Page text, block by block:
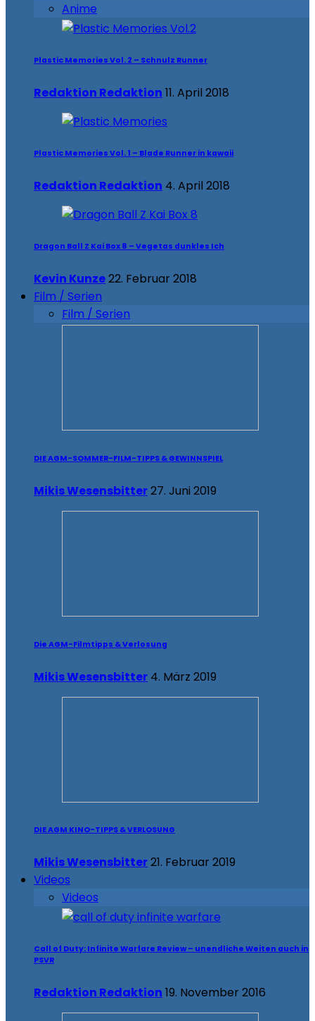
Anime
Plastic Memories Vol. 2 – Schnulz Runner
Redaktion Redaktion 11. April 2018
Plastic Memories Vol. 1 – Blade Runner in kawaii
Redaktion Redaktion 4. April 2018
Dragon Ball Z Kai Box 8 – Vegetas dunkles Ich
Kevin Kunze22. Februar 2018
Film / Serien
Film / Serien
DIE AGM-SOMMER-FILM-TIPPS & GEWINNSPIEL
Mikis Wesensbitter27. Juni 2019
Die AGM-Filmtipps & Verlosung
Mikis Wesensbitter 4. März 2019
DIE AGM KINO-TIPPS & VERLOSUNG
Mikis Wesensbitter21. Februar 2019
Videos
Videos
Call of Duty: Infinite Warfare Review – unendliche Weiten auch in
PSVR
Redaktion Redaktion 19. November 2016